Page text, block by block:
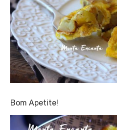
Bom Apetite!